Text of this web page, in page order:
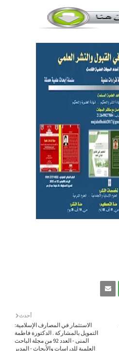
أحدث
الاستثمار في المصارف الإسلامية:
التمويل بالمشاركة . الدكتورة فاطمة
المنى - العدد 92 من مجلة الباحث
العلمية للدراسات والأبحاث - المدير